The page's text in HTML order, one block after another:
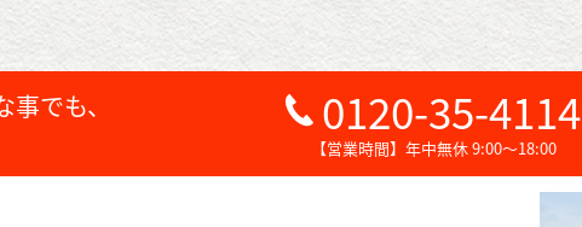
でも、
0120-35-4114
【営業時間】年中無休 9:00～18:00